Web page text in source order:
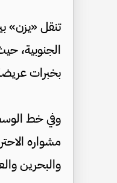
تنقل «يزن»
الجنوبية،
بخبرات عريضة تمتد لأكثر
وفي خط
مشواره
والبحرين